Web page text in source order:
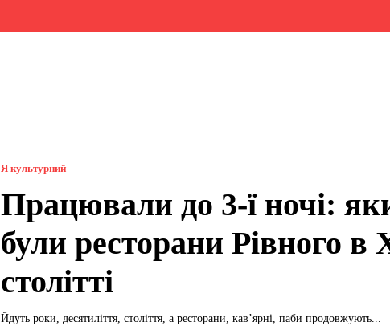
Я культурний
Працювали до 3-ї ночі:
були ресторани Рівного в
столітті
Йдуть роки, десятиліття, століття, а ресторани, кав’ярні, паби продовжують...